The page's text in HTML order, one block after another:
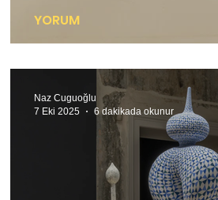
Sonsuza dek suyun
YORUM
Naz Cuguoğlu
7 Eki 2025
6 dakikada okunur